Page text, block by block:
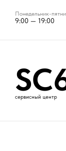
Понедельник-
9:00 — 19:00
сервисный центр